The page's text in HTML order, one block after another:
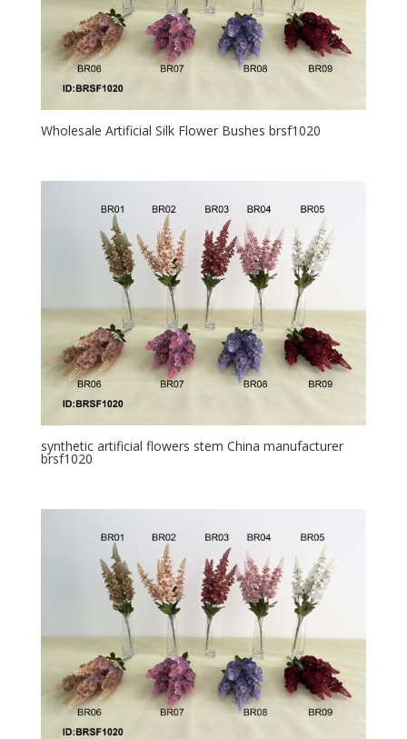
Wholesale Artificial Silk Flower Bushes brsf1020
synthetic artificial flowers stem China manufacturer
brsf1020